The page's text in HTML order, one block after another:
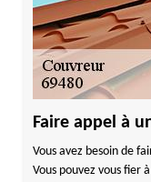
Faire appel à
Vous avez besoin de
Vous pouvez vous fier